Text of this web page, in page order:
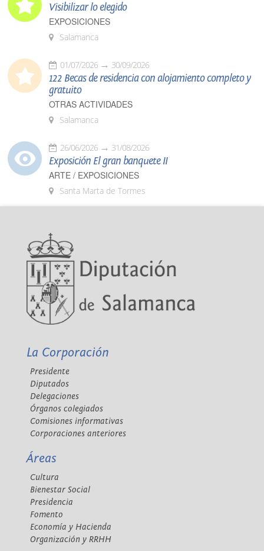
Visibilizar lo elegido
EXPOSICIONES
Salamanca
01/07/2026 30/09/2026
122 Becas de residencia con alojamiento completo y
gratuito
OTRAS ACTIVIDADES
Salamanca
26/06/2026 31/08/2026
Exposición El gran banquete II
ARTE / EXPOSICIONES
Santa Marta de Tormes
La Corporación
Presidente
Diputados
Delegaciones
Órganos colegiados
Comisiones informativas
Corporaciones anteriores
Áreas
Cultura
Bienestar Social
Presidencia
Fomento
Economía y Hacienda
Organización y RRHH